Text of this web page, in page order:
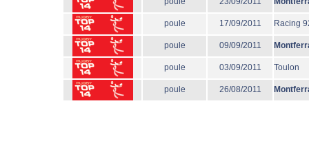
poule 17/09/2011 Racing
poule 09/09/2011
poule 03/09/2011 Toulon
poule 26/08/2011